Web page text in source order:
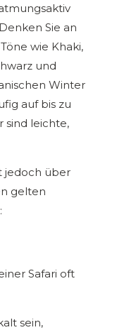
Sie an
Töne wie Khaki,
und
Winter
auf bis zu
sind leichte,
jedoch über
gelten
Safari oft
sein,